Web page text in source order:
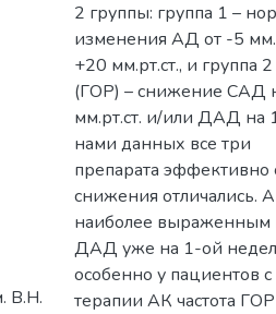
В.Н.
2 группы: группа 1 –
изменения АД от -5
+20 мм.рт.ст., и группа
(ГОР) – снижение САД
мм.рт.ст. и/или ДАД на
нами данных все три
препарата
снижения отличались.
наиболее
ДАД уже на 1-ой
особенно у пациентов
терапии АК частота